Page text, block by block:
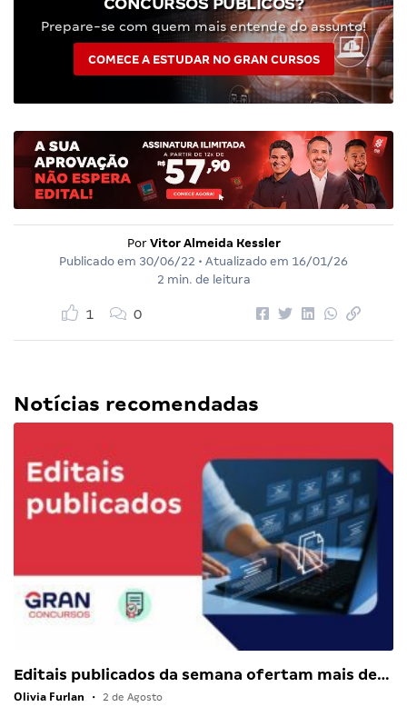
Prepare-se com quem mais entende do assunto!
COMECE A ESTUDAR NO GRAN CURSOS
Por Vitor Almeida Kessler
Publicado em 30/06/22 • Atualizado em 16/01/26
2 min. de leitura
1 0
Notícias recomendadas
Editais publicados da semana ofertam mais de…
Olivia Furlan • 2 de Agosto